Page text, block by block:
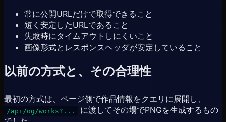
常に公開URLだけで取得できること
短く安定したURLであること
失敗時にタイムアウトしにくいこと
画像形式とレスポンスヘッダが安定していること
以前の方式と、その合理性
最初の方式は、ページ側で作品情報をクエリに展開し、
/api/og/works?...
に渡してその場でPNGを生成するもの